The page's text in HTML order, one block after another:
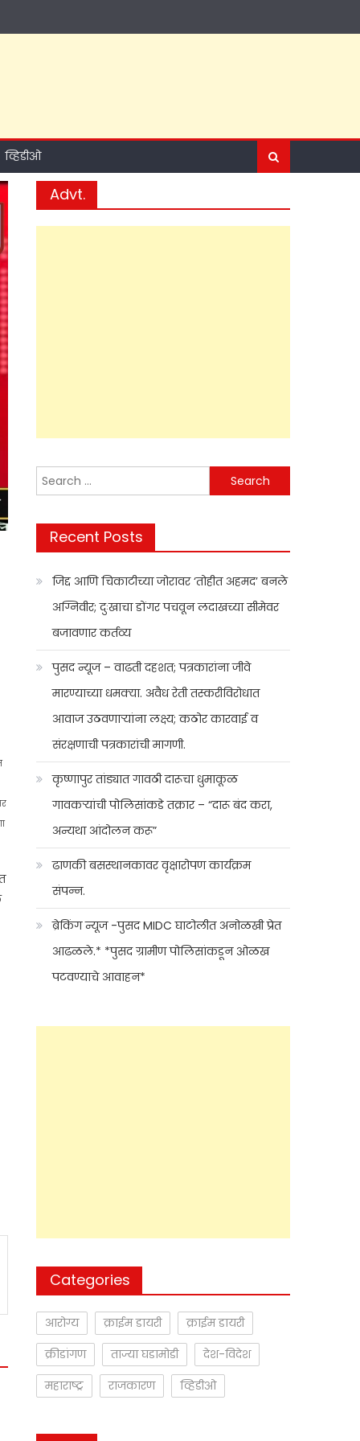
व्हिडीओ
Advt.
Search
for:
Recent Posts
जिद्द आणि चिकाटीच्या जोरावर ‘तोहीत अहमद’ बनले
अग्निवीर; दुःखाचा डोंगर पचवून लदाखच्या सीमेवर
बजावणार कर्तव्य
पुसद न्यूज – वाढती दहशत; पत्रकारांना जीवे
मारण्याच्या धमक्या. अवैध रेती तस्करीविरोधात
आवाज उठवणाऱ्यांना लक्ष्य; कठोर कारवाई व
संरक्षणाची पत्रकारांची मागणी.
कृष्णापुर तांड्यात गावठी दारूचा धुमाकूळ
गावकऱ्यांची पोलिसांकडे तक्रार – “दारू बंद करा,
अन्यथा आंदोलन करू”
ढाणकी बसस्थानकावर वृक्षारोपण कार्यक्रम
संपन्न.
ब्रेकिंग न्यूज -पुसद MIDC घाटोलीत अनोळखी प्रेत
आढळले.* *पुसद ग्रामीण पोलिसांकडून ओळख
पटवण्याचे आवाहन*
Categories
आरोग्य क्राईम डायरी
क्राईम डायरी
क्रीडांगण
ताज्या घडामोडी
देश-विदेश
महाराष्ट्र
राजकारण व्हिडीओ